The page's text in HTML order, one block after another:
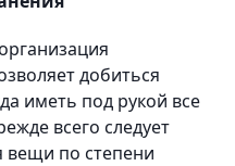
добиться
иметь под рукой все
всего следует
по степени